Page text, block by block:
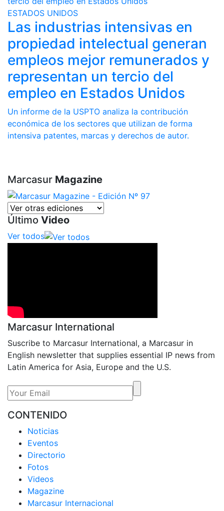
ESTADOS UNIDOS
Las industrias intensivas en
propiedad intelectual generan
empleos mejor remunerados y
representan un tercio del
empleo en Estados Unidos
Un informe de la USPTO analiza la contribución
económica de los sectores que utilizan de forma
intensiva patentes, marcas y derechos de autor.
Marcasur Magazine
Último Video
Ver todos
Marcasur International
Suscribe to Marcasur International, a Marcasur in
English newsletter that supplies essential IP news from
Latin America for Asia, Europe and the U.S.
CONTENIDO
Noticias
Eventos
Directorio
Fotos
Videos
Magazine
Marcasur Internacional